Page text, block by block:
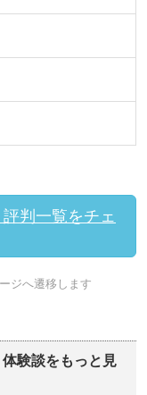
判一覧をチェ
ジへ遷移します
験談をもっと見